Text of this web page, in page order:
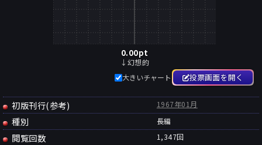
0.00pt
↓幻想的
大きいチャート
投票画面を開く
初版刊行(参考) 1967年01月
種別 長編
閲覧回数 1,347回